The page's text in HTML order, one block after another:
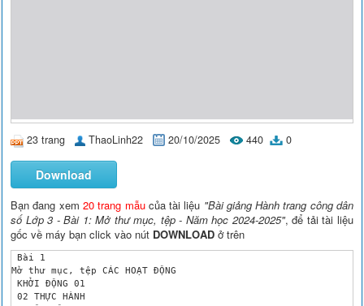
23 trang ThaoLinh22 20/10/2025 440 0
Download
Bạn đang xem 20 trang mẫucủa tài liệu "Bài giảng Hành trang công dân
số Lớp 3 - Bài 1: Mở thư mục, tệp - Năm học 2024-2025", để tải tài liệu
gốc về máy bạn click vào nút DOWNLOAD ở trên
Bài 1
Mở thư mục, tệp CÁC HOẠT ĐỘNG
KHỞI ĐỘNG 01
02 THỰC HÀNH